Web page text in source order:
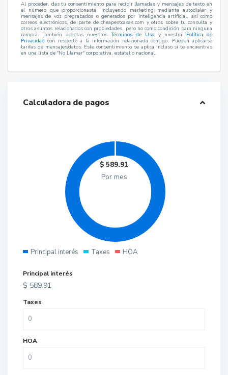
Al proceder, das tu consentimiento para recibir llamadas y mensajes de texto en
el número que proporcionaste, incluyendo marketing mediante autodialer y
mensajes de voz pregrabados o generados por inteligencia artificial, así como
correos electrónicos, de parte de cheapestcasas.com y otros sobre tu consulta y
otros asuntos relacionados con propiedades, pero no como condición para ninguna
compra. También aceptas nuestrosTérminos de Uso y nuestra Política de
Privacidadcon respecto a la información relacionada contigo. Pueden aplicarse
tarifas de mensajes/datos. Este consentimiento se aplica incluso si te encuentras
en una lista de "No Llamar" corporativa, estatal o nacional.
Calculadora de pagos
$ 589.91
Por mes
Principal interés Taxes HOA
Principal interés
$ 589.91
Taxes
HOA